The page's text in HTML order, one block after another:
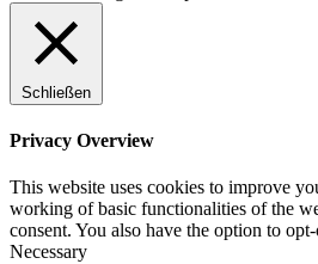
Schließen
Privacy Overview
This website uses cookies to improve
working of basic functionalities of the
consent. You also have the option to
Necessary